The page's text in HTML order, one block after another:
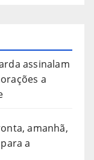
assinalam
a
amanhã,
a